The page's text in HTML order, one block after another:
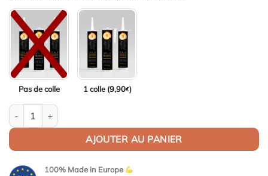
Pas de colle 1 colle (9,90€)
quantité de Aileron Col de cygne V2 pour BMW Série 5 G30 /
AJOUTER AU PANIER
100% Made in Europe